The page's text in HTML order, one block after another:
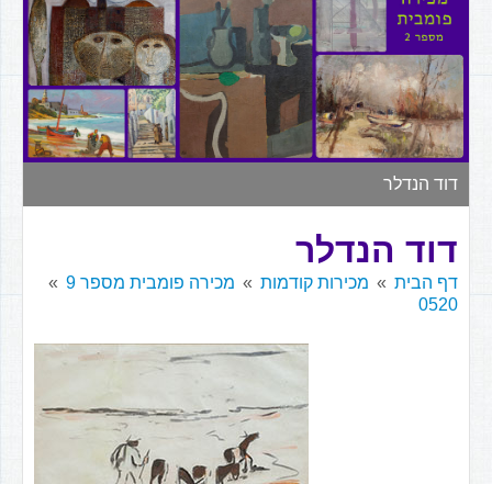
▼
▼
▼
דוד הנדלר
דוד הנדלר
דף הבית מכירות קודמות
מכירה פומבית מספר 9
0520